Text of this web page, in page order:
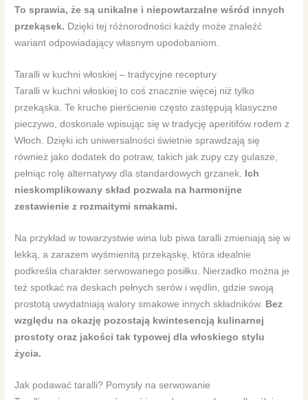
To sprawia, że są unikalne i niepowtarzalne wśród innych
przekąsek. Dzięki tej różnorodności każdy może znaleźć
wariant odpowiadający własnym upodobaniom.
Taralli w kuchni włoskiej – tradycyjne receptury
Taralli w kuchni włoskiej to coś znacznie więcej niż tylko
przekąska. Te kruche pierścienie często zastępują klasyczne
pieczywo, doskonale wpisując się w tradycję aperitifów rodem z
Włoch. Dzięki ich uniwersalności świetnie sprawdzają się
również jako dodatek do potraw, takich jak zupy czy gulasze,
pełniąc rolę alternatywy dla standardowych grzanek. Ich
nieskomplikowany skład pozwala na harmonijne
zestawienie z rozmaitymi smakami.
Na przykład w towarzystwie wina lub piwa taralli zmieniają się w
lekką, a zarazem wyśmienitą przekąskę, która idealnie
podkreśla charakter serwowanego posiłku. Nierzadko można je
też spotkać na deskach pełnych serów i wędlin, gdzie swoją
prostotą uwydatniają walory smakowe innych składników. Bez
względu na okazję pozostają kwintesencją kulinarnej
prostoty oraz jakości tak typowej dla włoskiego stylu
życia.
Jak podawać taralli? Pomysły na serwowanie